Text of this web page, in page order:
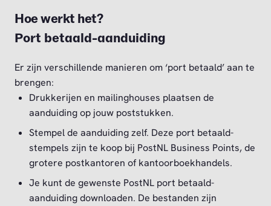
Hoe werkt het?
Port betaald-aanduiding
Er zijn verschillende manieren om ‘port betaald’ aan te
brengen:
Drukkerijen en mailinghouses plaatsen de
aanduiding op jouw poststukken.
Stempel de aanduiding zelf. Deze port betaald-
stempels zijn te koop bij PostNL Business Points, de
grotere postkantoren of kantoorboekhandels.
Je kunt de gewenste PostNL port betaald-
aanduiding downloaden. De bestanden zijn